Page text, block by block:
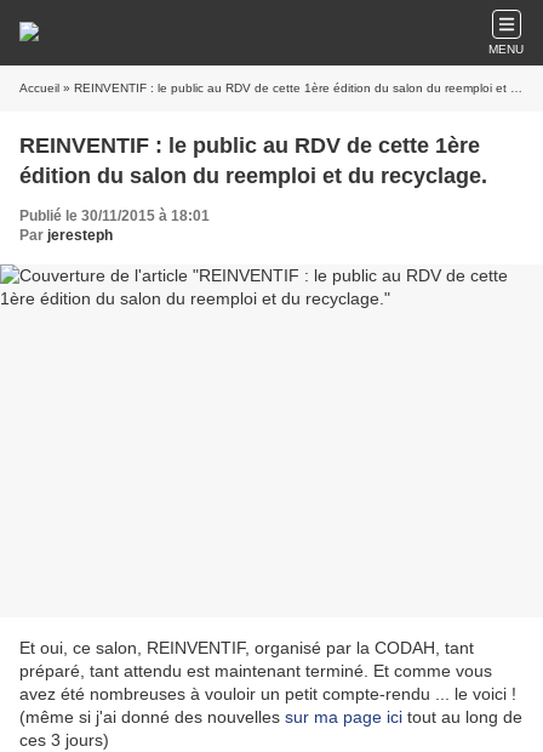
MENU
Accueil » REINVENTIF : le public au RDV de cette 1ère édition du salon du reemploi et du recyclage.
REINVENTIF : le public au RDV de cette 1ère
édition du salon du reemploi et du recyclage.
Publié le 30/11/2015 à 18:01
Par jeresteph
Et oui, ce salon, REINVENTIF, organisé par la CODAH, tant
préparé, tant attendu est maintenant terminé. Et comme vous
avez été nombreuses à vouloir un petit compte-rendu ... le voici !
(même si j'ai donné des nouvelles sur ma page ici tout au long de
ces 3 jours)